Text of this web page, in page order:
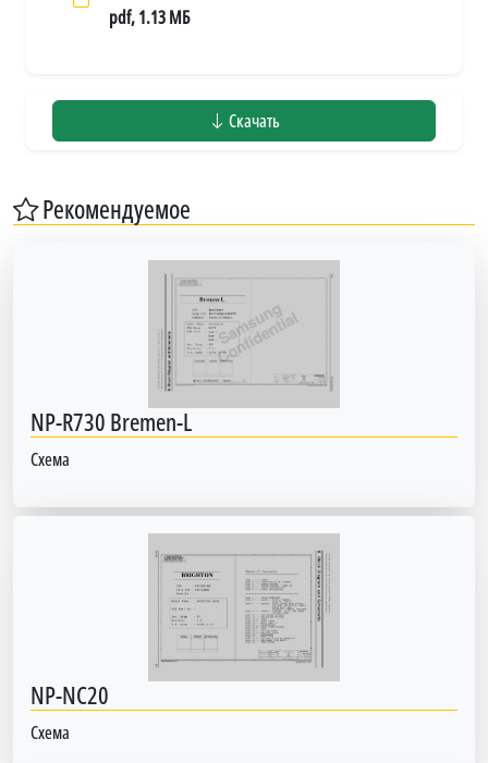
pdf, 1.13 МБ
Скачать
Рекомендуемое
NP-R730 Bremen-L
Схема
NP-NC20
Схема